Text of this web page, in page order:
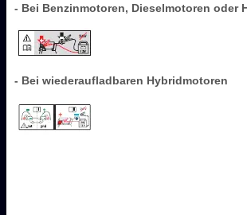
- Bei Benzinmotoren, Dieselmotoren oder
- Bei wiederaufladbaren Hybridmotoren